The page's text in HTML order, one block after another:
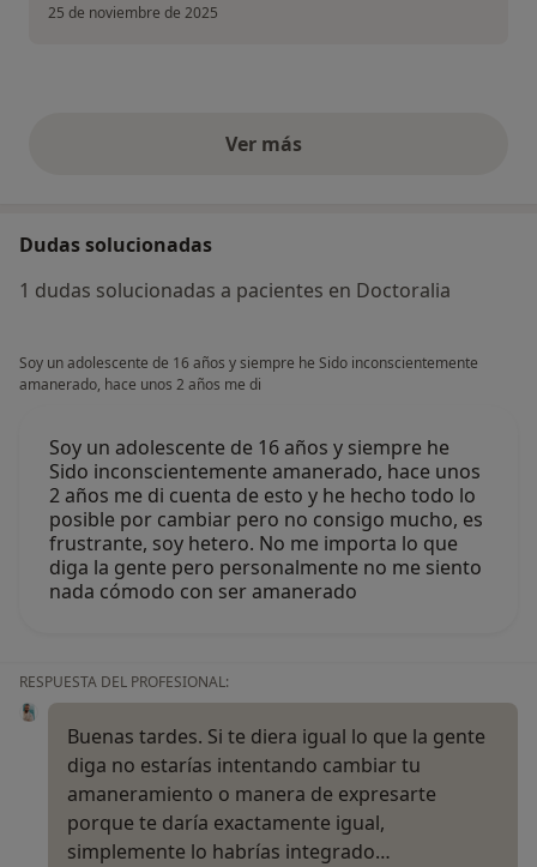
25 de noviembre de 2025
Ver másopiniones anteriores
Dudas solucionadas
1 dudas solucionadas a pacientes en Doctoralia
Soy un adolescente de 16 años y siempre he Sido inconscientemente
amanerado, hace unos 2 años me di
Soy un adolescente de 16 años y siempre he
Sido inconscientemente amanerado, hace unos
2 años me di cuenta de esto y he hecho todo lo
posible por cambiar pero no consigo mucho, es
frustrante, soy hetero. No me importa lo que
diga la gente pero personalmente no me siento
nada cómodo con ser amanerado
RESPUESTA DEL PROFESIONAL:
Buenas tardes. Si te diera igual lo que la gente
diga no estarías intentando cambiar tu
amaneramiento o manera de expresarte
porque te daría exactamente igual,
simplemente lo habrías integrado…